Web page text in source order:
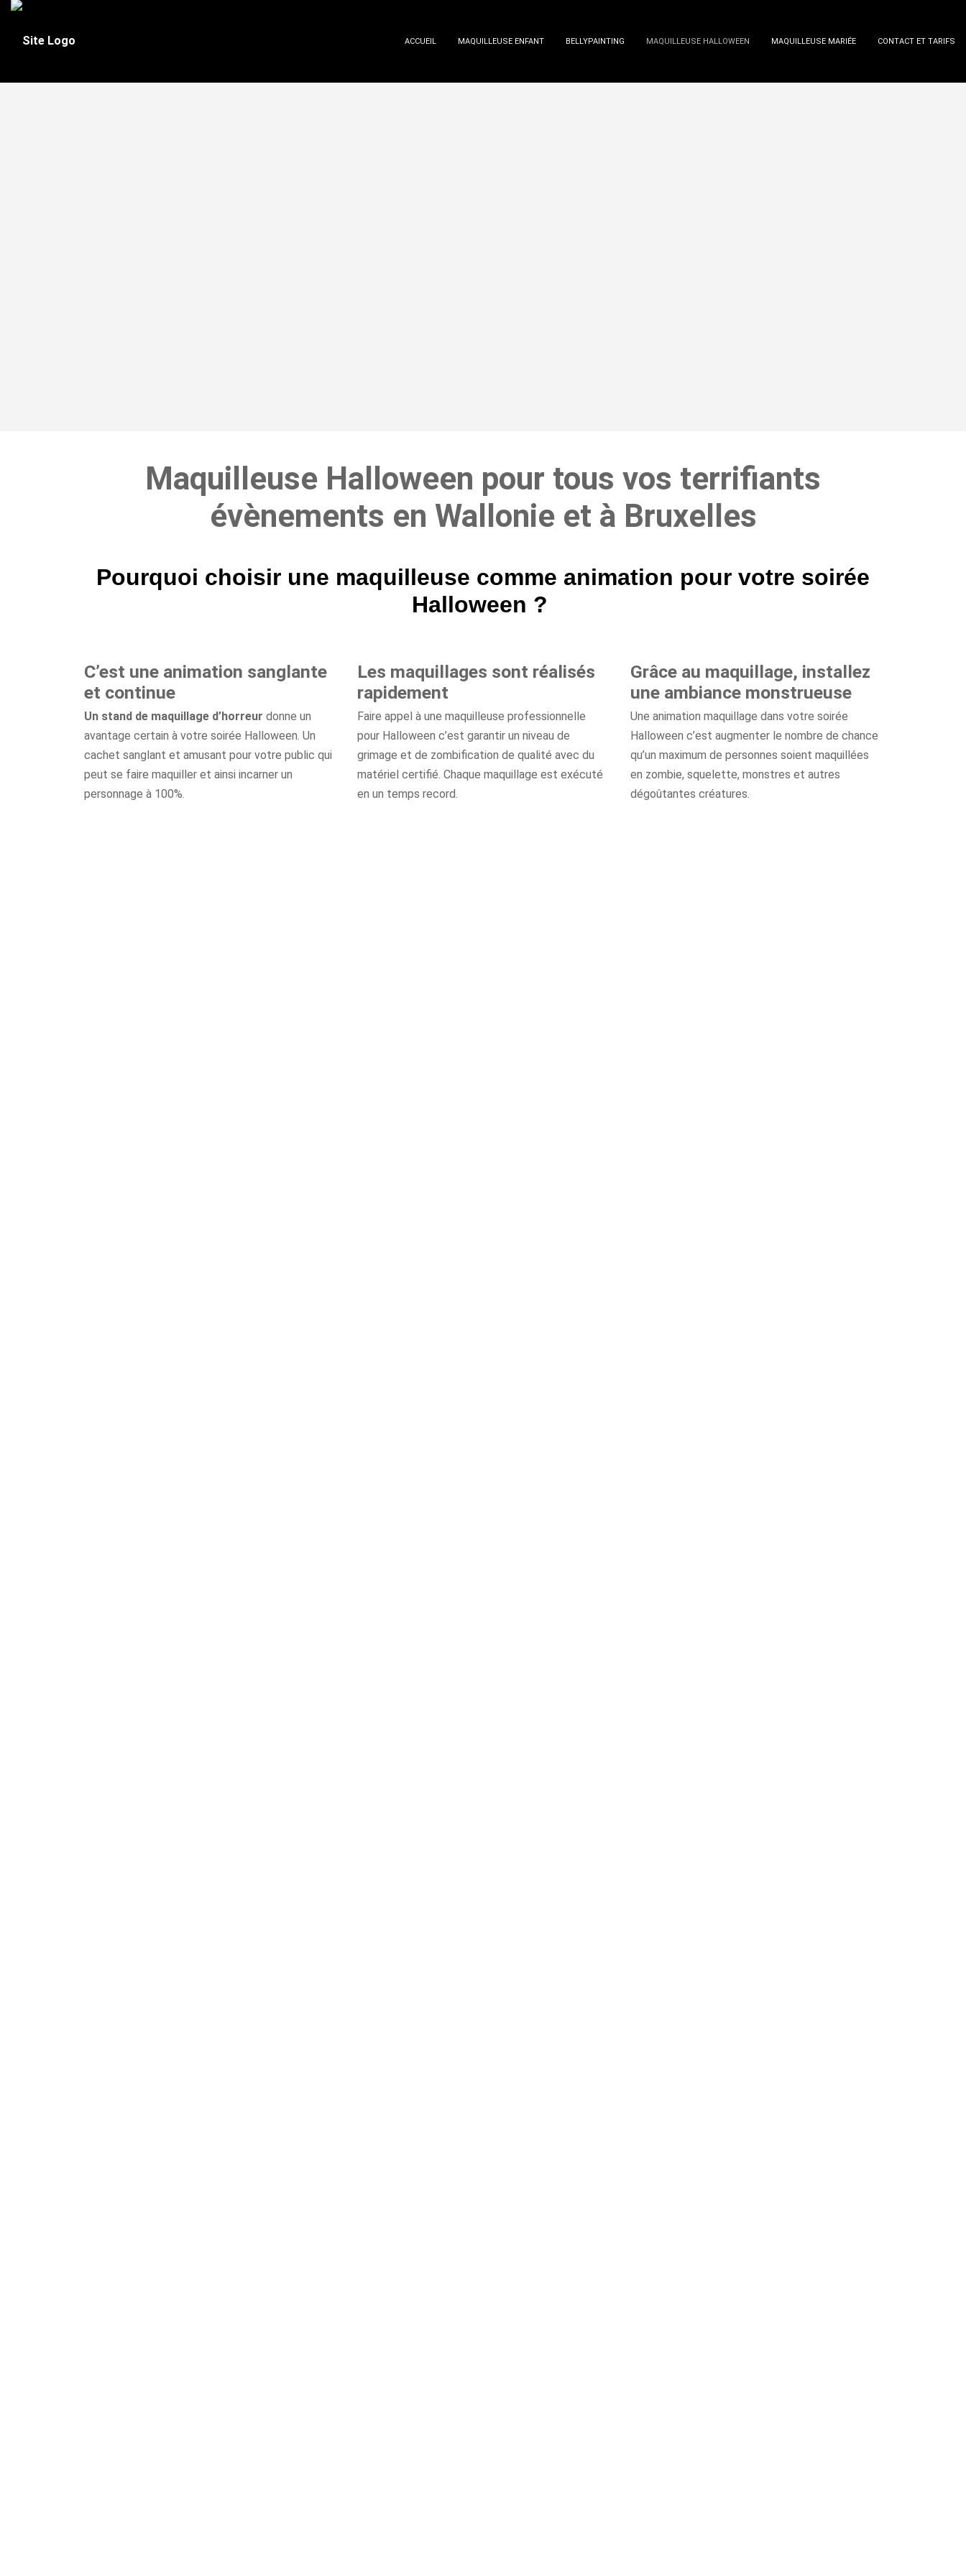
ACCUEIL MAQUILLEUSE ENFANT BELLYPAINTING MAQUILLEUSE HALLOWEEN MAQUILLEUSE MARIÉE CONTACT ET TARIFS
Maquilleuse Halloween pour tous vos terrifiants
évènements en Wallonie et à Bruxelles
Pourquoi choisir une maquilleuse comme animation pour votre soirée
Halloween ?
C’est une animation sanglante
et continue
Un stand de maquillage d’horreur donne un
avantage certain à votre soirée Halloween. Un
cachet sanglant et amusant pour votre public qui
peut se faire maquiller et ainsi incarner un
personnage à 100%.
Les maquillages sont réalisés
rapidement
Faire appel à une maquilleuse professionnelle
pour Halloween c’est garantir un niveau de
grimage et de zombification de qualité avec du
matériel certifié. Chaque maquillage est exécuté
en un temps record.
Grâce au maquillage, installez
une ambiance monstrueuse
Une animation maquillage dans votre soirée
Halloween c’est augmenter le nombre de chance
qu’un maximum de personnes soient maquillées
en zombie, squelette, monstres et autres
dégoûtantes créatures.